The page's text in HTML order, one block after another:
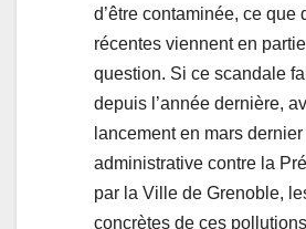
d’être contaminée, ce que
récentes viennent en
question. Si ce scandale
depuis l’année dernière,
lancement en mars
administrative contre la
par la Ville de Grenoble,
concrètes de ces